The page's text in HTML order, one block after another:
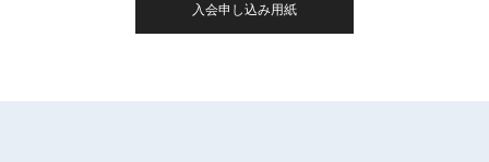
入会申し込み用紙